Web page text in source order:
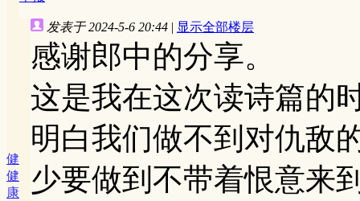
健
健
康
发表于 2024-5-6 20:44 | 显示全部楼层
感谢郎中的分享。
这是我在这次读诗篇的
明白我们做不到对仇敌
少要做到不带着恨意来